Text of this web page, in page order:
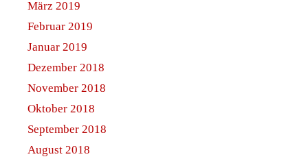
März 2019
Februar 2019
Januar 2019
Dezember 2018
November 2018
Oktober 2018
September 2018
August 2018